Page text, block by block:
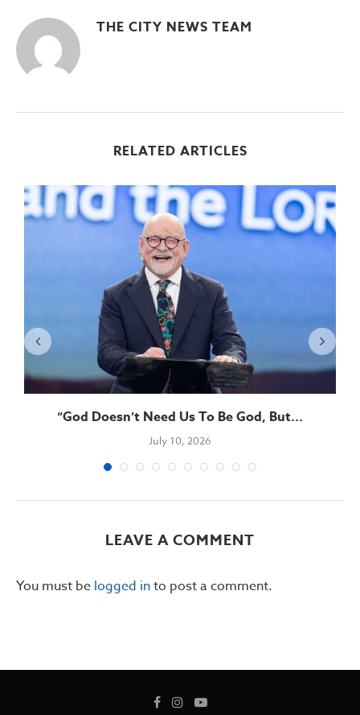
THE CITY NEWS TEAM
RELATED ARTICLES
“God Doesn’t Need Us To Be God, But...
July 10, 2026
LEAVE A COMMENT
You must be logged into post a comment.